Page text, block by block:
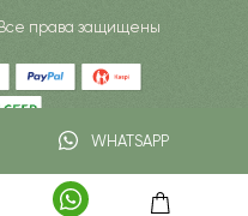
WHATSAPP
права защищены